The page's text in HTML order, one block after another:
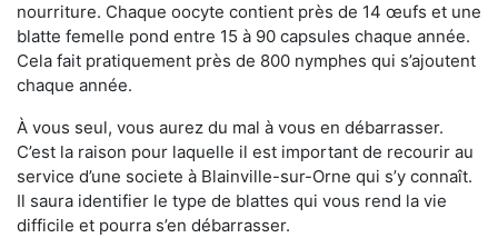
nourriture. Chaque oocyte contient près de 14 œufs et une
blatte femelle pond entre 15 à 90 capsules chaque année.
Cela fait pratiquement près de 800 nymphes qui s’ajoutent
chaque année.
À vous seul, vous aurez du mal à vous en débarrasser.
C’est la raison pour laquelle il est important de recourir au
service d’une societe à Blainville-sur-Orne qui s’y connaît.
Il saura identifier le type de blattes qui vous rend la vie
difficile et pourra s’en débarrasser.